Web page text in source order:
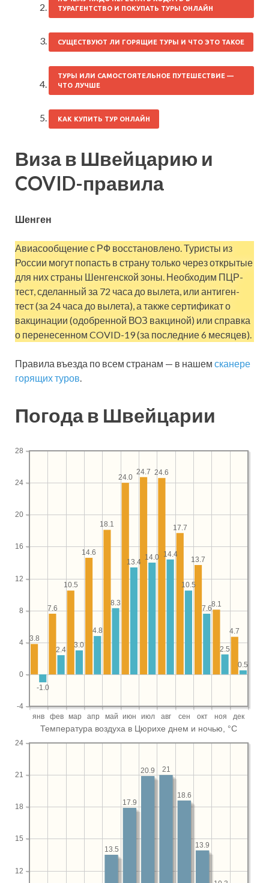
ТУРАГЕНТСТВО И ПОКУПАТЬ ТУРЫ ОНЛАЙН
СУЩЕСТВУЮТ ЛИ ГОРЯЩИЕ ТУРЫ И ЧТО ЭТО ТАКОЕ
ТУРЫ ИЛИ САМОСТОЯТЕЛЬНОЕ ПУТЕШЕСТВИЕ —
ЧТО ЛУЧШЕ
КАК КУПИТЬ ТУР ОНЛАЙН
Виза в Швейцарию и
COVID-правила
Шенген
Авиасообщение с РФ восстановлено. Туристы из
России могут попасть в страну только через открытые
для них страны Шенгенской зоны. Необходим ПЦР-
тест, сделанный за 72 часа до вылета, или антиген-
тест (за 24 часа до вылета), а также сертификат о
вакцинации (одобренной ВОЗ вакциной) или справка
о перенесенном COVID-19 (за последние 6 месяцев).
Правила въезда по всем странам — в нашем сканере
горящих туров.
Погода в Швейцарии